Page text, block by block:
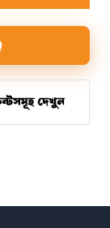
Current
price
is:
৳ 25.00.দেখুন